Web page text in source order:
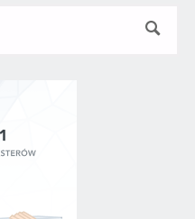
SZUKAJ